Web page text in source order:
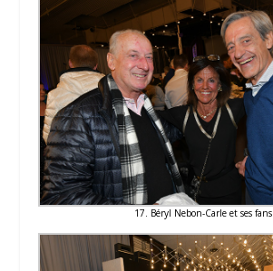
17. Béryl Nebon-Carle et ses fans